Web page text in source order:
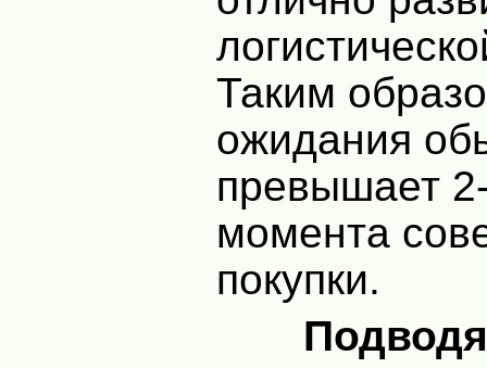
Таким
ожидания
превышает
момента
покупки.